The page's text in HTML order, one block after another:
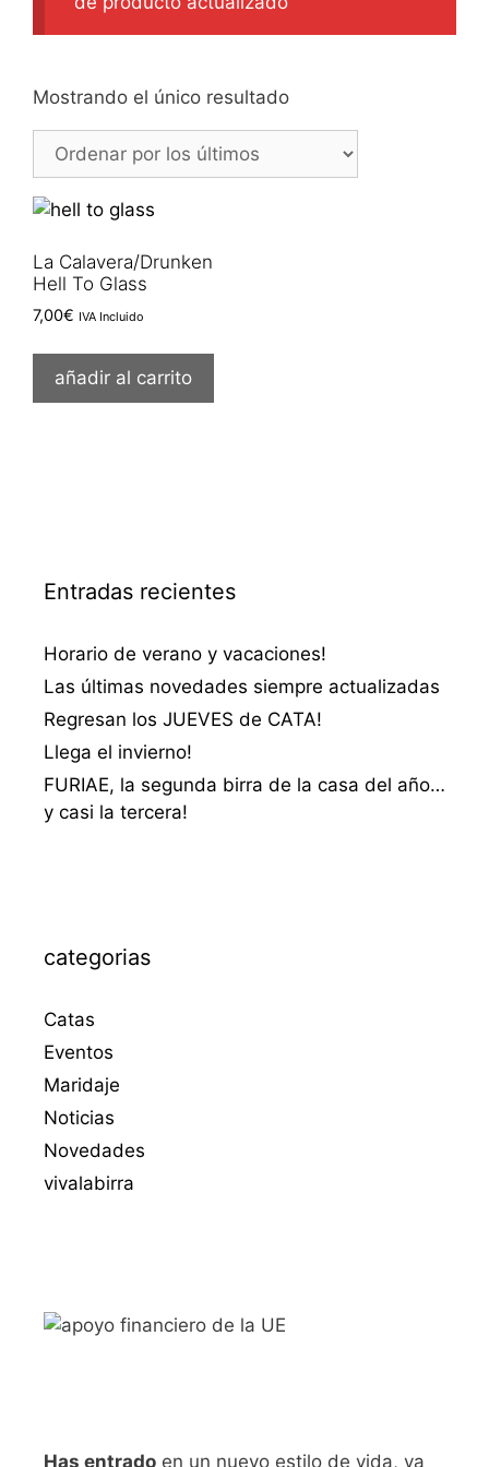
Mostrando el único resultado
La Calavera/Drunken
Hell To Glass
7,00€ IVA Incluido
añadir al carrito
Entradas recientes
Horario de verano y vacaciones!
Las últimas novedades siempre actualizadas
Regresan los JUEVES de CATA!
Llega el invierno!
FURIAE, la segunda birra de la casa del año…
y casi la tercera!
categorias
Catas
Eventos
Maridaje
Noticias
Novedades
vivalabirra
Has entrado en un nuevo estilo de vida, ya